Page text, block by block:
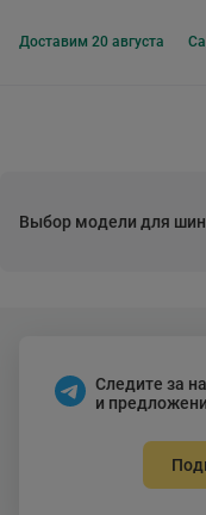
Доставим 20 августа
Выбор модели для
Следите за
и